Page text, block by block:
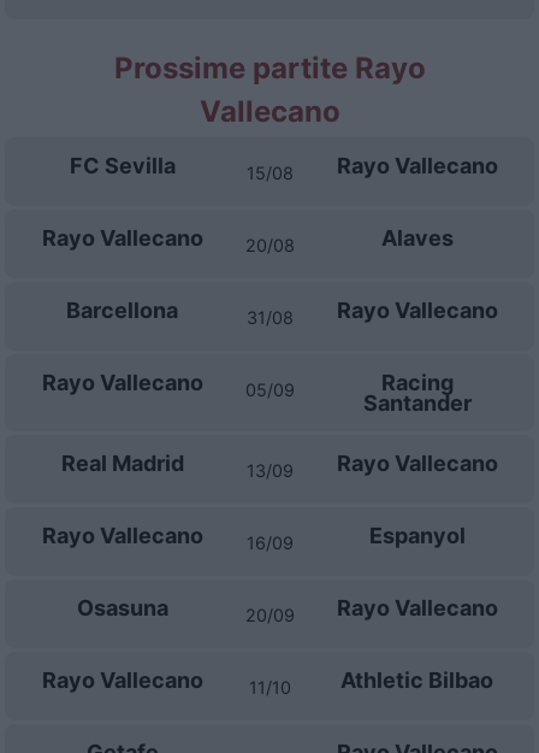
Prossime partite Rayo
Vallecano
FC Sevilla 15/08 Rayo Vallecano
Rayo Vallecano 20/08 Alaves
Barcellona 31/08 Rayo Vallecano
Rayo Vallecano 05/09
Racing
Santander
Real Madrid 13/09 Rayo Vallecano
Rayo Vallecano 16/09 Espanyol
Osasuna 20/09 Rayo Vallecano
Rayo Vallecano 11/10 Athletic Bilbao